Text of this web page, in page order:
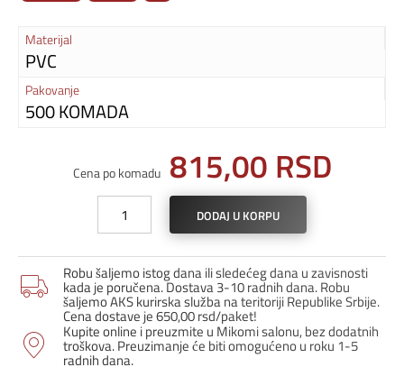
Materijal
PVC
Pakovanje
500 KOMADA
Cena po komadu 815,00 RSD
5
količina
DODAJ U KORPU
Robu šaljemo istog dana ili sledećeg dana u zavisnosti
kada je poručena. Dostava 3-10 radnih dana. Robu
šaljemo AKS kurirska služba na teritoriji Republike Srbije.
Cena dostave je 650,00 rsd/paket!
Kupite online i preuzmite u Mikomi salonu, bez dodatnih
troškova. Preuzimanje će biti omogućeno u roku 1-5
radnih dana.